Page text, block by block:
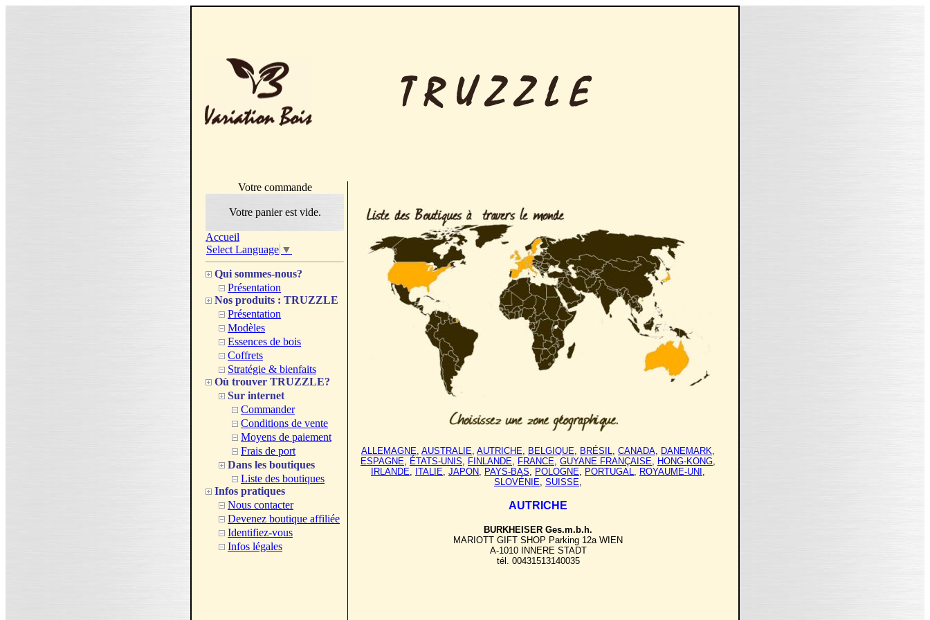
Votre commande
Votre panier est vide.
Accueil
Select Language ▼
Qui sommes-nous?
Présentation
Nos produits : TRUZZLE
Présentation
Modèles
Essences de bois
Coffrets
Stratégie & bienfaits
Où trouver TRUZZLE?
Sur internet
Commander
Conditions de vente
Moyens de paiement
Frais de port
Dans les boutiques
Liste des boutiques
Infos pratiques
Nous contacter
Devenez boutique affiliée
Identifiez-vous
Infos légales
ALLEMAGNE, AUSTRALIE, AUTRICHE, BELGIQUE, BRÉSIL, CANADA, DANEMARK,
ESPAGNE, ÉTATS-UNIS, FINLANDE, FRANCE, GUYANE FRANÇAISE, HONG-KONG,
IRLANDE, ITALIE, JAPON, PAYS-BAS, POLOGNE, PORTUGAL, ROYAUME-UNI ,
SLOVÉNIE, SUISSE,
AUTRICHE
BURKHEISER Ges.m.b.h.
MARIOTT GIFT SHOP Parking 12a WIEN
A-1010 INNERE STADT
tél. 00431513140035